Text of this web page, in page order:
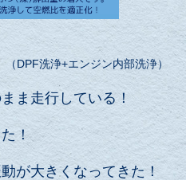
（DPF洗浄+エンジン内部洗浄）
ま走行している！
！
が大きくなってきた！